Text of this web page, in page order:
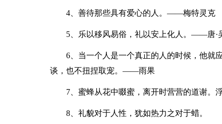
4、善待那些具有爱心的人。——梅特灵克
5、乐以移风易俗，礼以安上化人。——唐·
6、当一个人是一个真正的人的时候，他就
谈，也不扭捏取宠。——雨果
7、蜜蜂从花中啜蜜，离开时营营的道谢
8、礼貌对于人性，犹如热力之对于蜡。